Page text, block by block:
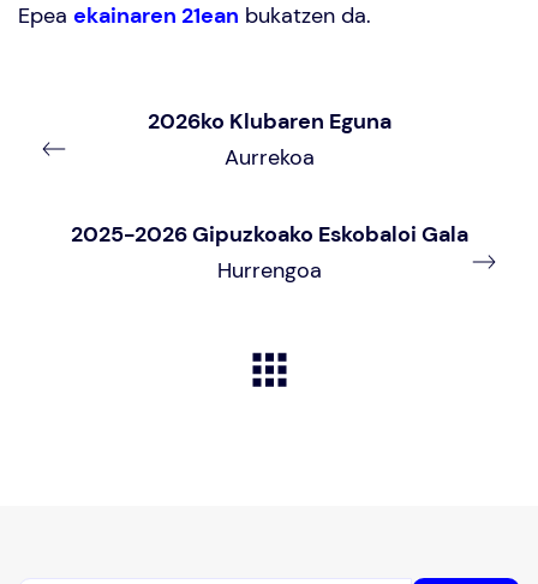
Epea ekainaren 21ean bukatzen da.
2026ko Klubaren Eguna
Aurrekoa
2025-2026 Gipuzkoako Eskobaloi Gala
Hurrengoa